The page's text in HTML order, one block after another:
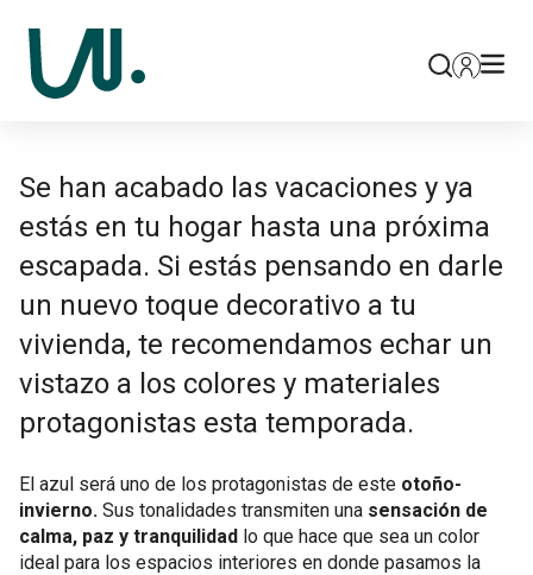
Se han acabado las vacaciones y ya
estás en tu hogar hasta una próxima
escapada. Si estás pensando en darle
un nuevo toque decorativo a tu
vivienda, te recomendamos echar un
vistazo a los colores y materiales
protagonistas esta temporada.
El azul será uno de los protagonistas de este otoño-
invierno. Sus tonalidades transmiten una sensación de
calma, paz y tranquilidad lo que hace que sea un color
ideal para los espacios interiores en donde pasamos la